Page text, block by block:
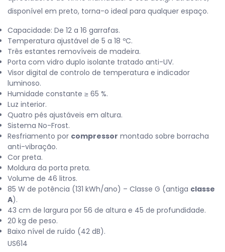
disponível em preto, torna-o ideal para qualquer espaço.
Capacidade: De 12 a 16 garrafas.
Temperatura ajustável de 5 a 18 ºC.
Três estantes removíveis de madeira.
Porta com vidro duplo isolante tratado anti-UV.
Visor digital de controlo de temperatura e indicador
luminoso.
Humidade constante ≥ 65 %.
Luz interior.
Quatro pés ajustáveis em altura.
Sistema No-Frost.
Resfriamento por compressor montado sobre borracha
anti-vibração.
Cor preta.
Moldura da porta preta.
Volume de 46 litros.
85 W de potência (131 kWh/ano) – Classe G (antiga classe
A).
43 cm de largura por 56 de altura e 45 de profundidade.
20 kg de peso.
Baixo nível de ruído (42 dB).
US614